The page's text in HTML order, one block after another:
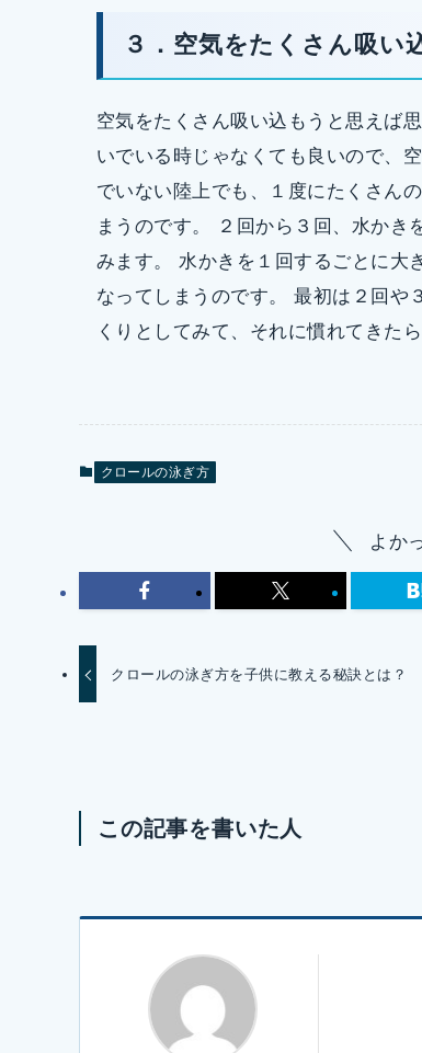
３．空気をたくさん吸い
空気をたくさん吸い込もうと思えば
いでいる時じゃなくても良いので、
でいない陸上でも、１度にたくさん
まうのです。 ２回から３回、水かき
みます。 水かきを１回するごとに大
なってしまうのです。 最初は２回や
くりとしてみて、それに慣れてきた
クロールの泳ぎ方
よか
クロールの泳ぎ方を子供に教える秘訣とは？
この記事を書いた人